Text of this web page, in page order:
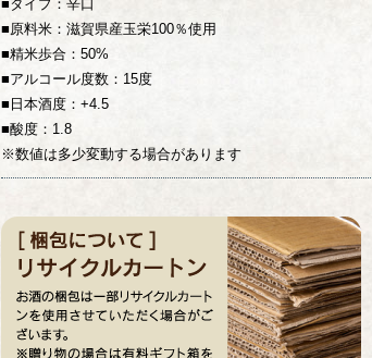
■タイプ：辛口
■原料米：滋賀県産玉栄100％使用
■精米歩合：50%
■アルコール度数：15度
■日本酒度：+4.5
■酸度：1.8
※数値は多少変動する場合があります